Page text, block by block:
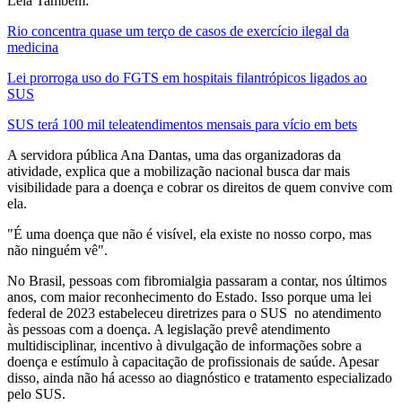
Rio concentra quase um terço de casos de exercício ilegal da
medicina
Lei prorroga uso do FGTS em hospitais filantrópicos ligados ao
SUS
SUS terá 100 mil teleatendimentos mensais para vício em bets
A servidora pública Ana Dantas, uma das organizadoras da
atividade, explica que a mobilização nacional busca dar mais
visibilidade para a doença e cobrar os direitos de quem convive com
ela.
"É uma doença que não é visível, ela existe no nosso corpo, mas
não ninguém vê".
No Brasil, pessoas com fibromialgia passaram a contar, nos últimos
anos, com maior reconhecimento do Estado. Isso porque uma lei
federal de 2023 estabeleceu diretrizes para o SUS no atendimento
às pessoas com a doença. A legislação prevê atendimento
multidisciplinar, incentivo à divulgação de informações sobre a
doença e estímulo à capacitação de profissionais de saúde. Apesar
disso, ainda não há acesso ao diagnóstico e tratamento especializado
pelo SUS.